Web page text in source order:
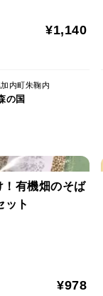
¥1,140
内町朱鞠内
の国
！有機畑のそば
ット
¥978